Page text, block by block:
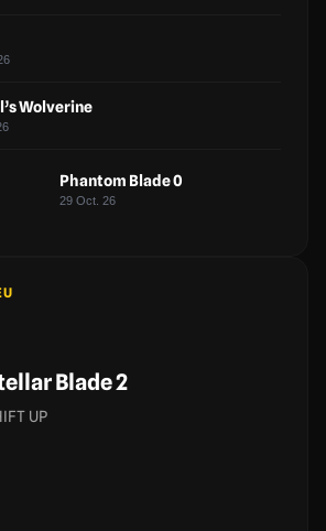
Wolverine
Phantom Blade 0
29 Oct. 26
Blade 2
UP